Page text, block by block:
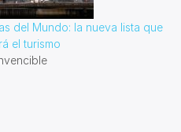
del Mundo: la nueva lista que
el turismo